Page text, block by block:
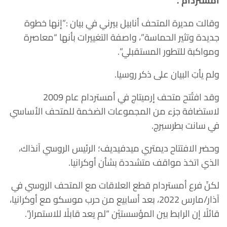
وقالت مديرة المتحف أنابيل بيرني في بيان :”إنها خطوة
جديدة وتثير الحماسة”، واصفة التغييرات بأنها “معاصرة
ومواكبة للتطور المستقبلي”.
ولم يأتِ البيان على ذكر روسيا.
وقد افتُتح متحف إرميتاج في أمستردام عام 2009
لاستضافة جزء من المجموعات الضخمة للمتحف الأساسي
في سانت بطرسبرج.
وحضر الافتتاح ديمتري ميدفيديف؛ الرئيس الروسي آنذاك،
الذي اتخذ مواقف متشددة بشأن أوكرانيا.
لكنّ فرع أمستردام قطع العلاقات مع المتحف الروسي في
آذار/مارس 2022، بعد أسابيع من حرب موسكو مع أوكرانيا،
قائلًا إن الرابط بين المؤسستيْن “لم يعد قابلًا للاستمرار”.